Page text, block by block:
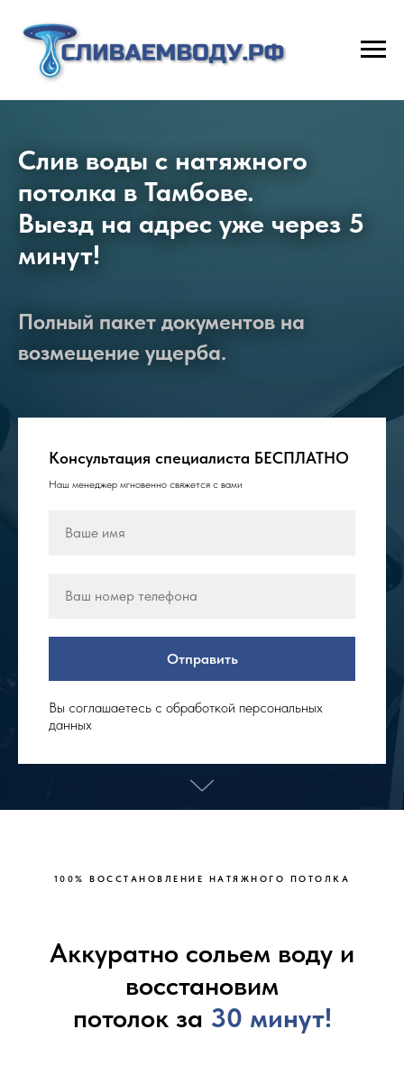
Слив воды с натяжного
потолка в Тамбове.
Выезд на адрес уже через 5
минут!
Полный пакет документов на
возмещение ущерба.
Консультация специалиста БЕСПЛАТНО
Наш менеджер мгновенно свяжется с вами
Отправить
Вы соглашаетесь с обработкой персональных
данных
100% ВОССТАНOВЛЕНИE НАТЯЖНOГО ПОТOЛКA
Аккуратно сольем воду и
восстановим
потолок за 30 минут!